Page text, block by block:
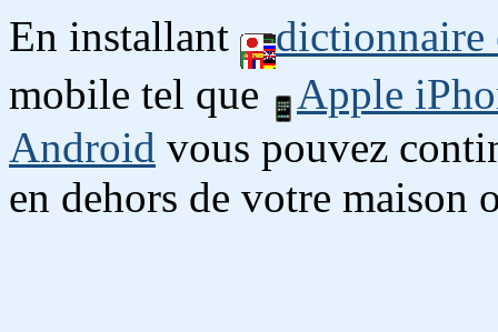
En installant
mobile tel que
Apple
Android vous pouvez
en dehors de votre maison